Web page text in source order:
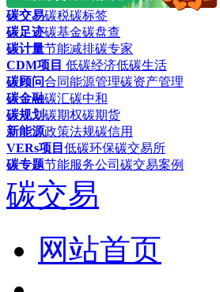
碳交易碳税碳标签
碳足迹碳基金碳盘查
碳计量节能减排碳专家
CDM项目 低碳经济低碳生活
碳顾问合同能源管理碳资产管理
碳金融碳汇碳中和
碳规划碳期权碳期货
新能源政策法规碳信用
VERs项目 低碳环保碳交易所
碳专题节能服务公司 碳交易案例
碳交易
网站首页